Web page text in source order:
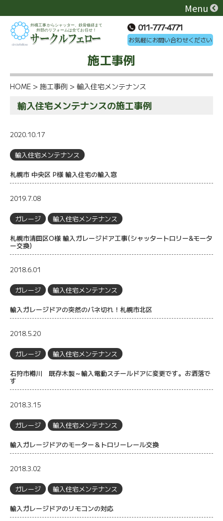
Menu
011-777-4771
お気軽にお問い合わせください
施工事例
HOME > 施工事例 > 輸入住宅メンテナンス
輸入住宅メンテナンスの施工事例
2020.10.17
輸入住宅メンテナンス
札幌市 中央区 P様 輸入住宅の輸入窓
2019.7.08
ガレージ 輸入住宅メンテナンス
札幌市清田区O様 輸入ガレージドア工事(シャッタートロリー&モータ
ー交換)
2018.6.01
ガレージ 輸入住宅メンテナンス
輸入ガレージドアの突然のバネ切れ！札幌市北区
2018.5.20
ガレージ 輸入住宅メンテナンス
石狩市樽川 既存木製～輸入電動スチールドアに変更です。お洒落で
す
2018.3.15
ガレージ 輸入住宅メンテナンス
輸入ガレージドアのモーター＆トロリーレール交換
2018.3.02
ガレージ 輸入住宅メンテナンス
輸入ガレージドアのリモコンの対応